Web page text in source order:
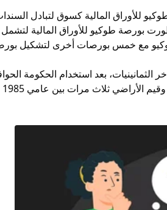
للأوراق المالية كسوق لتبادل
بورصة طوكيو للأوراق المالية لتشمل
بورصاتأخرى لتشكيل
بعد استخدام الحكومة